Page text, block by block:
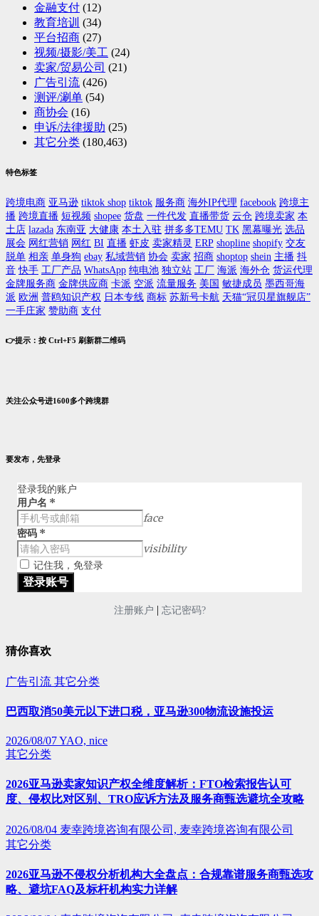
金融支付 (12)
教育培训 (34)
平台招商 (27)
视频/摄影/美工 (24)
卖家/贸易公司 (21)
广告引流 (426)
测评/涮单 (54)
商协会 (16)
申诉/法律援助 (25)
其它分类 (180,463)
特色标签
跨境电商 亚马逊 tiktok shop tiktok 服务商 海外IP代理 facebook 跨境主
播 跨境直播 短视频 shopee 货盘 一件代发 直播带货 云仓 跨境卖家 本
土店 lazada 东南亚 大健康 本土入驻 拼多多TEMU TK 黑幕曝光 选品
展会 网红营销 网红 BI 直播 虾皮 卖家精灵 ERP shopline shopify 交友
脱单 相亲 单身狗 ebay 私域营销 协会 卖家 招商 shoptop shein 主播 抖
音 快手 工厂产品 WhatsApp 纯电池 独立站 工厂 海派 海外仓 货运代理
金牌服务商 金牌供应商 卡派 空派 流量服务 美国 敏捷成员 墨西哥海
派 欧洲 普鸥知识产权 日本专线 商标 苏新号卡航 天猫“冠贝星旗舰店”
一手庄家 赞助商 支付
👉提示：按 Ctrl+F5 刷新群二维码
关注公众号进1600多个跨境群
要发布，先登录
登录我的账户
用户名 *
face
密码 *
visibility
记住我，免登录
注册账户 | 忘记密码?
猜你喜欢
广告引流 其它分类
巴西取消50美元以下进口税，亚马逊300物流设施投运
2026/08/07YAO, nice
其它分类
2026亚马逊卖家知识产权全维度解析：FTO检索报告认可
度、侵权比对区别、TRO应诉方法及服务商甄选避坑全攻略
2026/08/04 麦幸跨境咨询有限公司, 麦幸跨境咨询有限公司
其它分类
2026亚马逊不侵权分析机构大全盘点：合规靠谱服务商甄选攻
略、避坑FAQ及标杆机构实力详解